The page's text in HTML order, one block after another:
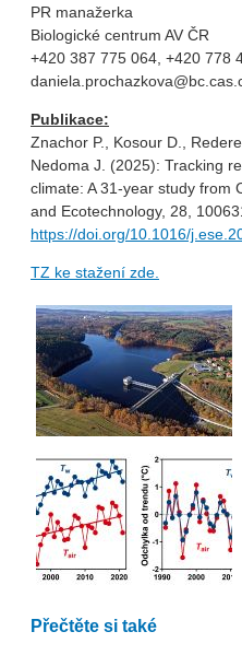
PR manažerka
Biologické centrum AV ČR
+420 387 775 064, +420 778
Publikace:
Znachor P., Kosour D.,
Nedoma J. (2025): Tracking
climate: A 31-year study from
and Ecotechnology, 28,
https://doi.org/10.1016/
TZ ke stažení zde.
Přečtěte si také